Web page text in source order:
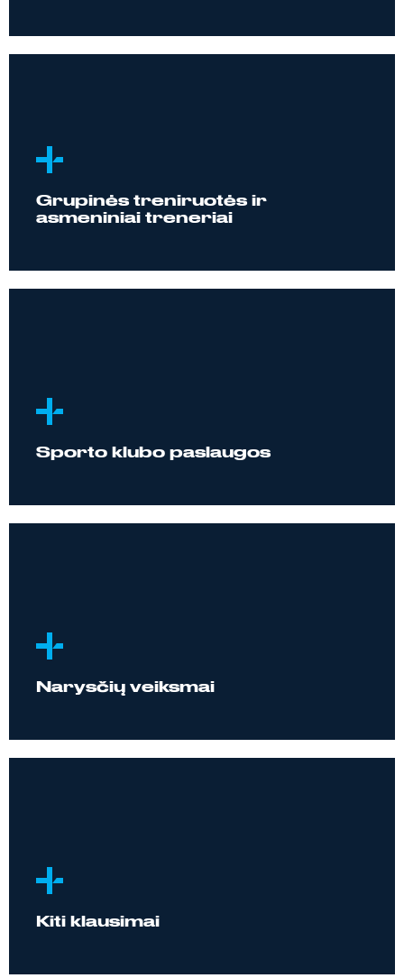
Grupinės treniruotės ir
asmeniniai treneriai
Sporto klubo paslaugos
Narysčių veiksmai
Kiti klausimai